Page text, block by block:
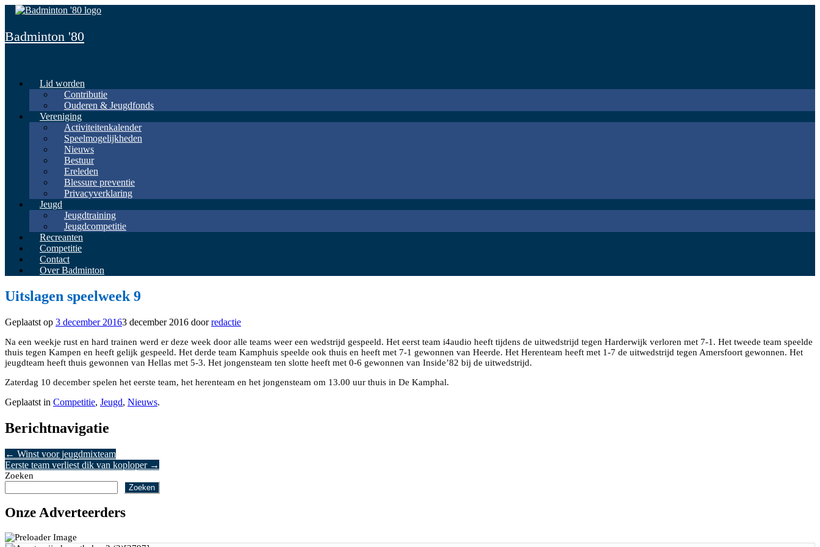
Spring
inhoud
Badminton '80
Lid worden
Contributie
Ouderen & Jeugdfonds
Vereniging
Activiteitenkalender
Speelmogelijkheden
Nieuws
Bestuur
Ereleden
Blessure preventie
Privacyverklaring
Jeugd
Jeugdtraining
Jeugdcompetitie
Recreanten
Competitie
Contact
Over Badminton
Uitslagen speelweek 9
Geplaatst op 3 december 20163 december 2016 doorredactie
Na een weekje rust en hard trainen werd er deze week door alle teams weer een wedstrijd gespeeld. Het eerst team i4audio heeft tijdens de uitwedstrijd tegen Harderwijk verloren met 7-1. Het tweede team speelde
thuis tegen Kampen en heeft gelijk gespeeld. Het derde team Kamphuis speelde ook thuis en heeft met 7-1 gewonnen van Heerde. Het Herenteam heeft met 1-7 de uitwedstrijd tegen Amersfoort gewonnen. Het
jeugdteam heeft thuis gewonnen van Hellas met 5-3. Het jongensteam ten slotte heeft met 0-6 gewonnen van Inside’82 bij de uitwedstrijd.
Zaterdag 10 december spelen het eerste team, het herenteam en het jongensteam om 13.00 uur thuis in De Kamphal.
Geplaatst in Competitie, Jeugd, Nieuws.
Berichtnavigatie
← Winst voor jeugdmixteam
Eerste team verliest dik van koploper →
Zoeken
Zoeken
Onze Adverteerders